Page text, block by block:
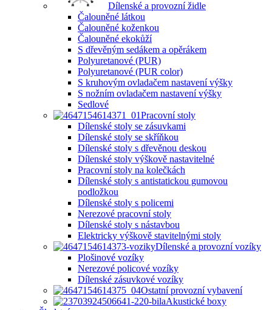
Dílenské a provozní židle
Čalouněné látkou
Čalouněné koženkou
Čalouněné ekokůží
S dřevěným sedákem a opěrákem
Polyuretanové (PUR)
Polyuretanové (PUR color)
S kruhovým ovladačem nastavení výšky
S nožním ovladačem nastavení výšky
Sedlové
Pracovní stoly
Dílenské stoly se zásuvkami
Dílenské stoly se skříňkou
Dílenské stoly s dřevěnou deskou
Dílenské stoly výškově nastavitelné
Pracovní stoly na kolečkách
Dílenské stoly s antistatickou gumovou
podložkou
Dílenské stoly s policemi
Nerezové pracovní stoly
Dílenské stoly s nástavbou
Elektricky výškově stavitelnými stoly
Dílenské a provozní vozíky
Plošinové vozíky
Nerezové policové vozíky
Dílenské zásuvkové vozíky
Ostatní provozní vybavení
Akustické boxy